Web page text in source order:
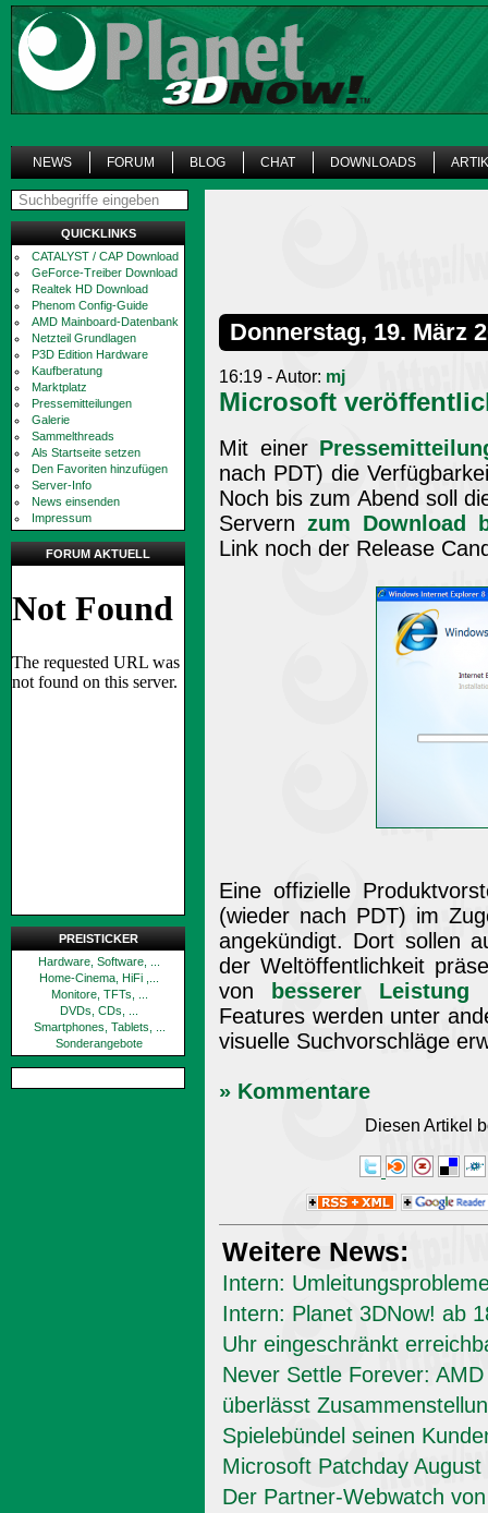
NEWS FORUM BLOG CHAT DOWNLOADS
QUICKLINKS
CATALYST / CAP Download
GeForce-Treiber Download
Realtek HD Download
Phenom Config-Guide
AMD Mainboard-Datenbank
Netzteil Grundlagen
P3D Edition Hardware
Kaufberatung
Marktplatz
Pressemitteilungen
Galerie
Sammelthreads
Als Startseite setzen
Den Favoriten hinzufügen
Server-Info
News einsenden
Impressum
FORUM AKTUELL
PREISTICKER
Hardware, Software, ...
Home-Cinema, HiFi ,...
Monitore, TFTs, ...
DVDs, CDs, ...
Smartphones, Tablets, ...
Sonderangebote
Donnerstag, 19. März
16:19 - Autor: mj
Microsoft
Mit einer
nach PDT) die
Noch bis zum Abend soll
Servernzum Download
Link noch der Release
Eine offizielle
(wieder nach PDT) im
angekündigt. Dort sollen
der Weltöffentlichkeit
von
besserer Leistung
Features werden unter
visuelle Suchvorschläge
» Kommentare
Diesen Artikel
Weitere News:
Intern:
Intern: Planet 3DNow! ab
Uhr eingeschränkt
Never Settle Forever: AMD
überlässt
Spielebündel seinen
Microsoft Patchday August
Der Partner-Webwatch von